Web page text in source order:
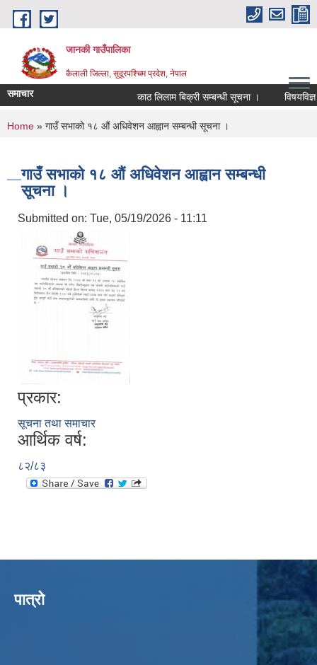
Skip to main content
जानकी गाउँपालिका
कैलाली जिल्ला, सुदूरपश्चिम प्रदेश, नेपाल
समाचार काठ लिलाम बिक्री सम्बन्धी सूचना । विषयविज्ञ
You are here
Home » गाउँ सभाको १८ औं अधिवेशन आह्वान सम्बन्धी सूचना ।
गाउँ सभाको १८ औं अधिवेशन आह्वान सम्बन्धी
सूचना ।
Submitted on: Tue, 05/19/2026 - 11:11
प्रकार:
सूचना तथा समाचार
आर्थिक वर्ष:
८२/८३
पात्रो